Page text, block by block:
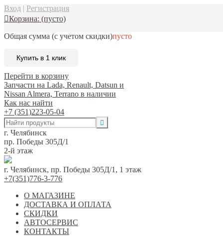
Вход | Регистрация
Корзина: (пусто)
Общая сумма (с учетом скидки)пусто
Купить в 1 клик
Перейти в корзину
Запчасти на Lada, Renault, Datsun и
Nissan Almera, Terrano в наличии
Как нас найти
+7 (351)223-05-04
г. Челябинск
пр. Победы 305Д/1
2-й этаж
г. Челябинск, пр. Победы 305Д/1, 1 этаж
+7(351)776-3-776
О МАГАЗИНЕ
ДОСТАВКА И ОПЛАТА
СКИДКИ
АВТОСЕРВИС
КОНТАКТЫ